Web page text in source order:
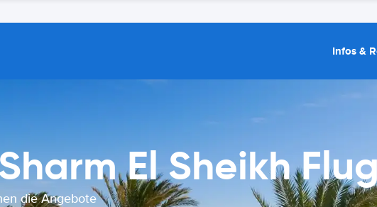
Infos &
El Sheikh
die Angebote